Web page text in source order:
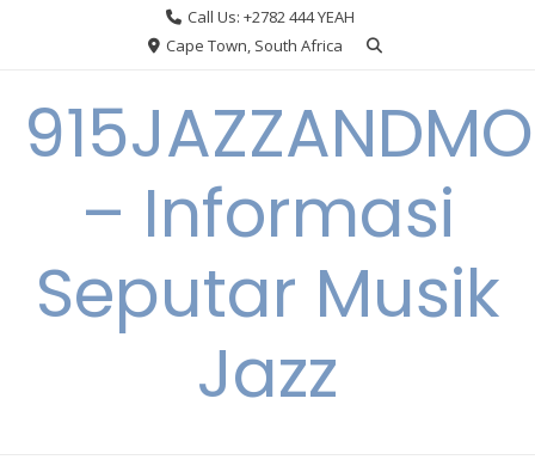
Call Us: +2782 444 YEAH
Cape Town, South Africa
– Informasi
Seputar Musik
Jazz